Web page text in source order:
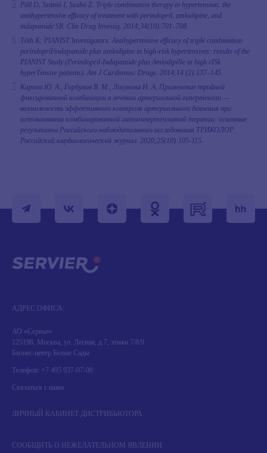
Páll D, Szántó I, Szabó Z. Triple combination therapy in hypertension: the
antihypertensive efficacy of treatment with perindopril, amlodipine, and
indapamide SR. Clin Drug Investig. 2014;34(10):701–708.
Tóth K; PIANIST Investigators. Antihypertensive efficacy of triple combination
perindopril/indapamide plus amlodipine in high-risk hypertensives: results of the
PIANIST Study (Perindopril-Indapamide plus AmlodipiNe in high rISk
hyperTensive patients). Am J Cardiovasc Drugs. 2014;14 (2):137–145.
Карпов Ю. А., Горбунов В. М., Логунова Н. А. Применение тройной
фиксированной комбинации в лечении артериальной гипертензии —
возможность эффективного контроля артериального давления при
использовании комбинированной антигипертензивной терапии: основные
результаты Российского наблюдательного исследования ТРИКОЛОР.
Российский кардиологический журнал. 2020;25(10):105-115.
АДРЕС ОФИСА:
АО «Сервье»
125196, Москва, ул. Лесная, д.7, этажи 7/8/9
Бизнес-центр Белые Сады
Телефон: +7 495 937-07-00
Связаться с нами
ЛИЧНЫЙ КАБИНЕТ ДИСТРИБЬЮТОРА
СООБЩИТЬ О НЕЖЕЛАТЕЛЬНОМ ЯВЛЕНИИ